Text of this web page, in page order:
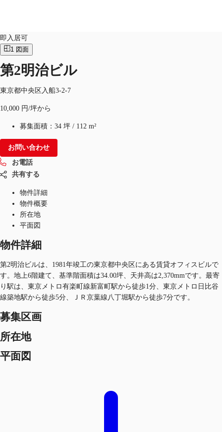
オフィス・事務所
倉庫・物流センター
地図検索
記事
仲介会社様はこちらへ
お気に入り
JP
お電話 お問合せ
即入居可
1 図面
第2明治ビル
東京都中央区入船3-2-7
10,000 円/坪から
募集面積： 34 坪 / 112 m²
お問い合わせ
お電話
共有する
物件詳細
物件概要
所在地
平面図
物件詳細
第2明治ビルは、1981年竣工の東京都中央区にある賃貸オフィスビルで
す。地上6階建て、基準階面積は34.00坪、天井高は2,370mmです。最寄
り駅は、東京メトロ有楽町線新富町駅から徒歩1分、東京メトロ日比谷
線築地駅から徒歩5分、ＪＲ京葉線八丁堀駅から徒歩7分です。
募集区画
所在地
平面図